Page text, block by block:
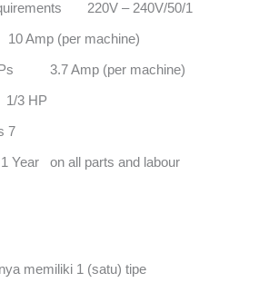
220V – 240V/50/1
Amp (per machine)
3.7 Amp (per machine)
3 HP
7
Year on all parts and labour
memiliki 1 (satu) tipe